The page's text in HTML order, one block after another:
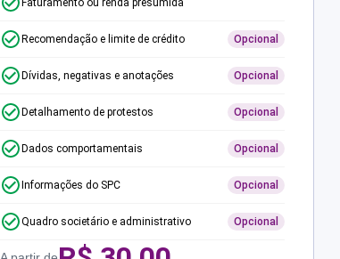
Recomendação e limite de crédito Opcional
Dívidas, negativas e anotações Opcional
Detalhamento de protestos Opcional
Dados comportamentais Opcional
Informações do SPC Opcional
Quadro societário e administrativo Opcional